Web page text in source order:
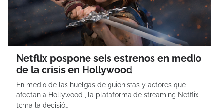
Netflix pospone seis estrenos en medio
de la crisis en Hollywood
En medio de las huelgas de guionistas y actores que
afectan a Hollywood , la plataforma de streaming Netflix
toma la decisió…